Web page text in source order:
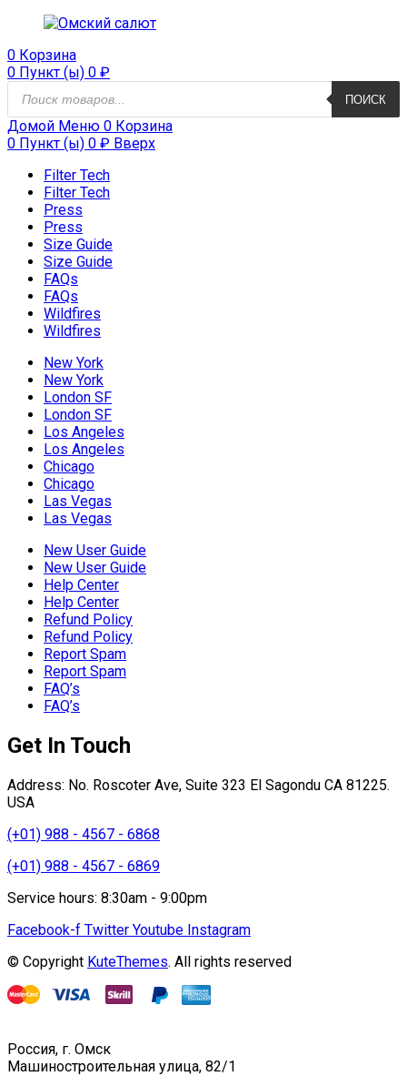
0 Корзина
0 Пункт (ы) 0 ₽
Поиск
продуктов
ПОИСК
Домой Меню 0 Корзина
0 Пункт (ы) 0 ₽ Вверх
Filter Tech
Filter Tech
Press
Press
Size Guide
Size Guide
FAQs
FAQs
Wildfires
Wildfires
New York
New York
London SF
London SF
Los Angeles
Los Angeles
Chicago
Chicago
Las Vegas
Las Vegas
New User Guide
New User Guide
Help Center
Help Center
Refund Policy
Refund Policy
Report Spam
Report Spam
FAQ’s
FAQ’s
Get In Touch
Address: No. Roscoter Ave, Suite 323 El Sagondu CA 81225.
USA
(+01) 988 - 4567 - 6868
(+01) 988 - 4567 - 6869
Service hours: 8:30am - 9:00pm
Facebook-f Twitter Youtube Instagram
© Copyright KuteThemes. All rights reserved
Россия, г. Омск
Машиностроительная улица, 82/1